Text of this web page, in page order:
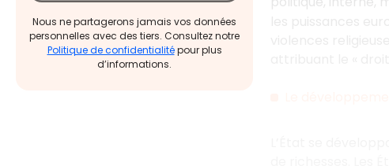
Nous ne partagerons jamais vos données
personnelles avec des tiers. Consultez notre
Politique de confidentialitépour plus
d’informations.